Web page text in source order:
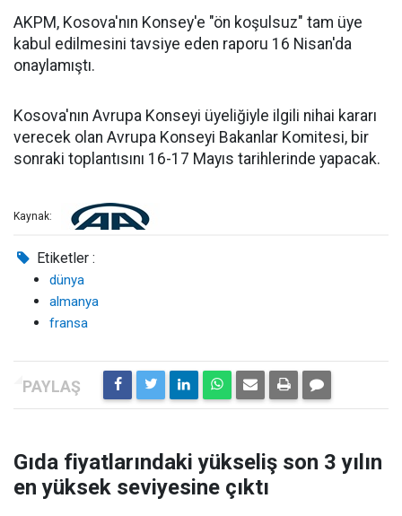
AKPM, Kosova'nın Konsey'e "ön koşulsuz" tam üye
kabul edilmesini tavsiye eden raporu 16 Nisan'da
onaylamıştı.
Kosova'nın Avrupa Konseyi üyeliğiyle ilgili nihai kararı
verecek olan Avrupa Konseyi Bakanlar Komitesi, bir
sonraki toplantısını 16-17 Mayıs tarihlerinde yapacak.
Kaynak:
Etiketler :
dünya
almanya
fransa
Gıda fiyatlarındaki yükseliş son 3 yılın
en yüksek seviyesine çıktı